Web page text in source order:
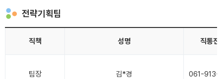
전략기획팀
직책 성명 직통전
팀장 김*경 061-913-